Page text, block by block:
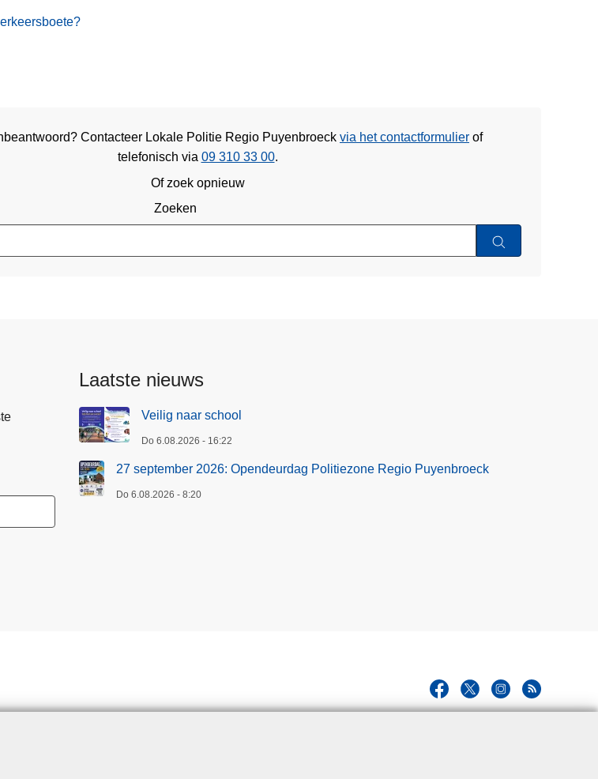
Contacteer Lokale Politie Regio Puyenbroeck via het contactformulier of
telefonisch via 09 310 33 00.
Of zoek opnieuw
Zoeken
Laatste nieuws
Veilig naar school
Do 6.08.2026 - 16:22
27 september 2026: Opendeurdag Politiezone Regio Puyenbroeck
Do 6.08.2026 - 8:20